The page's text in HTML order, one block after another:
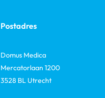
Postadres
Domus Medica
Mercatorlaan 1200
3528 BL Utrecht